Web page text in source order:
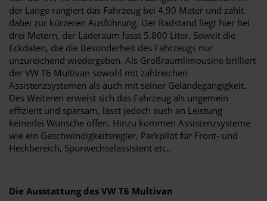
der Länge rangiert das Fahrzeug bei 4,90 Meter und zählt
dabei zur kürzeren Ausführung. Der Radstand liegt hier bei
drei Metern, der Laderaum fasst 5.800 Liter. Soweit die
Eckdaten, die die Besonderheit des Fahrzeugs nur
unzureichend wiedergeben. Als Großraumlimousine brilliert
der VW T6 Multivan sowohl mit zahlreichen
Assistenzsystemen als auch mit seiner Geländegängigkeit.
Des Weiteren erweist sich das Fahrzeug als ungemein
effizient und sparsam, lässt jedoch auch an Leistung
keinerlei Wünsche offen. Hinzu kommen Assistenzsysteme
wie ein Geschwindigkeitsregler, Parkpilot für Front- und
Heckbereich, Spurwechselassistent etc..
Die Ausstattung des VW T6 Multivan